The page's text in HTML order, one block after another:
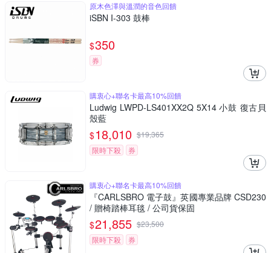
原木色澤與溫潤的音色回饋
iSBN I-303 鼓棒
$350
券
購衷心+聯名卡最高10%回饋
Ludwig LWPD-LS401XX2Q 5X14 小鼓 復古貝
殼藍
$18,010 $19,365
限時下殺
券
購衷心+聯名卡最高10%回饋
『CARLSBRO 電子鼓』英國專業品牌 CSD230
/ 贈椅踏棒耳毯 / 公司貨保固
$21,855 $23,500
限時下殺
券